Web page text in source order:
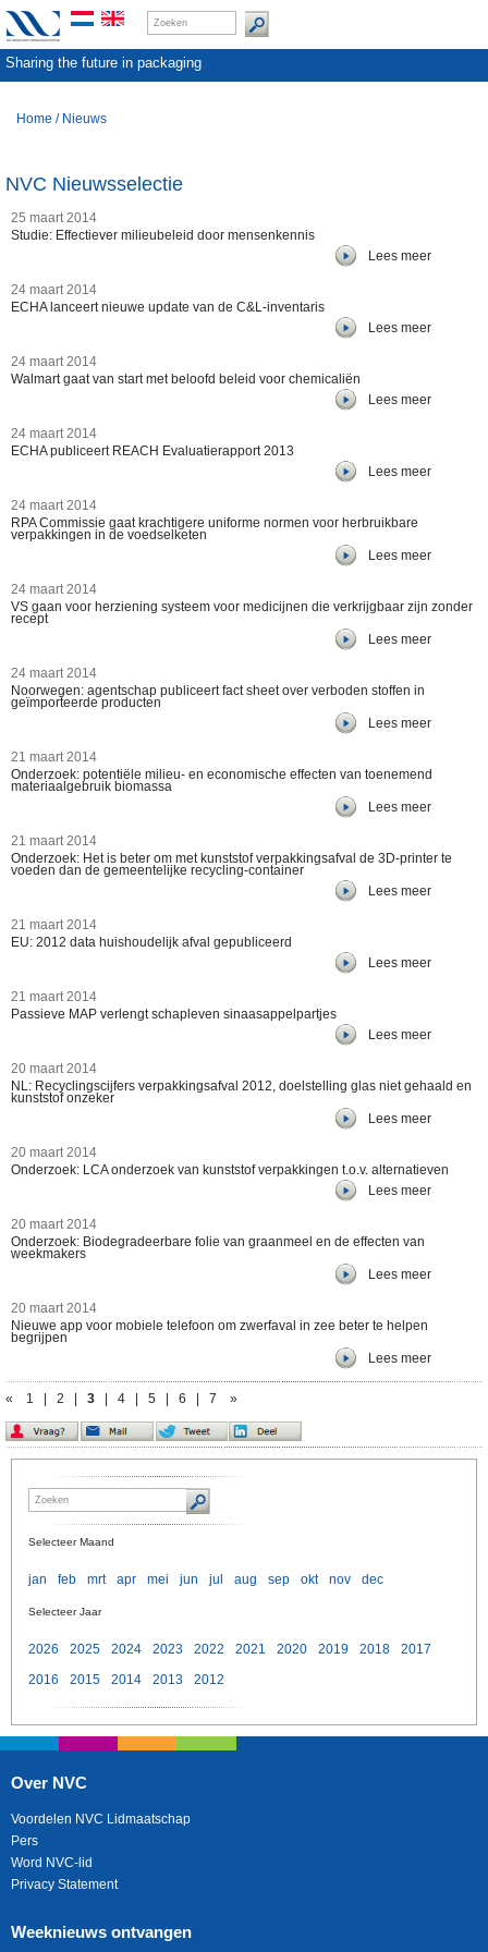
Sharing the future in packaging
Home / Nieuws
NVC Nieuwsselectie
25 maart 2014
Studie: Effectiever milieubeleid door mensenkennis
Lees meer
24 maart 2014
ECHA lanceert nieuwe update van de C&L-inventaris
Lees meer
24 maart 2014
Walmart gaat van start met beloofd beleid voor chemicaliën
Lees meer
24 maart 2014
ECHA publiceert REACH Evaluatierapport 2013
Lees meer
24 maart 2014
RPA Commissie gaat krachtigere uniforme normen voor herbruikbare
verpakkingen in de voedselketen
Lees meer
24 maart 2014
VS gaan voor herziening systeem voor medicijnen die verkrijgbaar zijn zonder
recept
Lees meer
24 maart 2014
Noorwegen: agentschap publiceert fact sheet over verboden stoffen in
geïmporteerde producten
Lees meer
21 maart 2014
Onderzoek: potentiële milieu- en economische effecten van toenemend
materiaalgebruik biomassa
Lees meer
21 maart 2014
Onderzoek: Het is beter om met kunststof verpakkingsafval de 3D-printer te
voeden dan de gemeentelijke recycling-container
Lees meer
21 maart 2014
EU: 2012 data huishoudelijk afval gepubliceerd
Lees meer
21 maart 2014
Passieve MAP verlengt schapleven sinaasappelpartjes
Lees meer
20 maart 2014
NL: Recyclingscijfers verpakkingsafval 2012, doelstelling glas niet gehaald en
kunststof onzeker
Lees meer
20 maart 2014
Onderzoek: LCA onderzoek van kunststof verpakkingen t.o.v. alternatieven
Lees meer
20 maart 2014
Onderzoek: Biodegradeerbare folie van graanmeel en de effecten van
weekmakers
Lees meer
20 maart 2014
Nieuwe app voor mobiele telefoon om zwerfaval in zee beter te helpen
begrijpen
Lees meer
« 1 2 3 4 5 6 7 »
Selecteer Maand
jan feb mrt apr mei jun jul aug sep okt nov dec
Selecteer Jaar
2026 2025 2024 2023 2022 2021 2020 2019 2018
2017
2016
2015 2014 2013 2012
Over NVC
Voordelen NVC Lidmaatschap
Pers
Word NVC-lid
Privacy Statement
Weeknieuws ontvangen